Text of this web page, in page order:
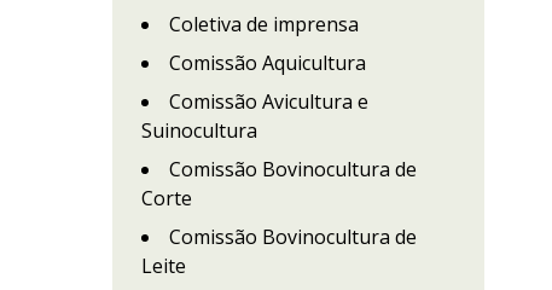
Coletiva de imprensa
Comissão Aquicultura
Comissão Avicultura e
Suinocultura
Comissão Bovinocultura de
Corte
Comissão Bovinocultura de
Leite